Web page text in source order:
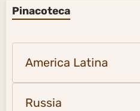
Pinacoteca
America Latina
Russia